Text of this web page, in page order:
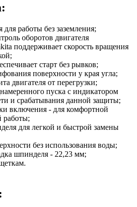
работы без заземления;
оборотов двигателя
поддерживает скорость вращения
старт без рывков;
поверхности у края угла;
двигателя от перегрузки;
пуска с индикатором
и срабатывания данной защиты;
включения - для комфортной
работы;
для легкой и быстрой замены
без использования воды;
шпинделя - 22,23 мм;